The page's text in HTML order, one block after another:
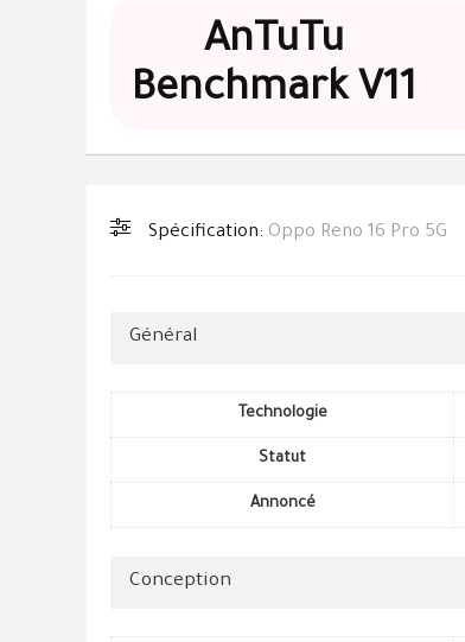
AnTuTu
Benchmark V11
Spécification: Oppo Reno 16 Pro 5G
Général
Technologie
Statut
Annoncé
Conception